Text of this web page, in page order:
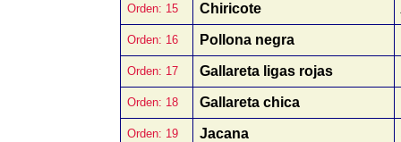
Orden: 15 Chiricote
Orden: 16 Pollona negra
Orden: 17 Gallareta ligas rojas
Orden: 18 Gallareta chica
Orden: 19 Jacana